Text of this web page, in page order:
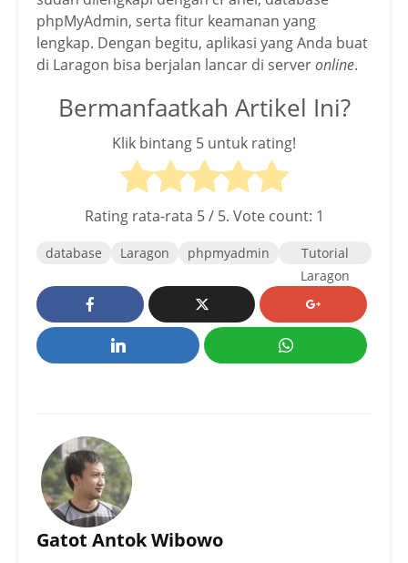
phpMyAdmin, serta fitur keamanan yang
lengkap. Dengan begitu, aplikasi yang Anda buat
di Laragon bisa berjalan lancar di serveronline.
Bermanfaatkah Artikel Ini?
Klik bintang 5 untuk rating!
Rating rata-rata 5/ 5. Vote count: 1
database Laragon phpmyadmin
Tutorial
Laragon
Gatot Antok Wibowo